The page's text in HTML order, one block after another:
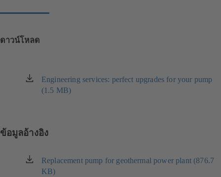
ดาวน์โหลด
Engineering services: perfect upgrades for your pump
(1.5 MB)
(เปิด
ใน
ข้อมูลอ้างอิง
Replacement pump for geothermal power plant (876.7
KB)
(เปิด
ใน